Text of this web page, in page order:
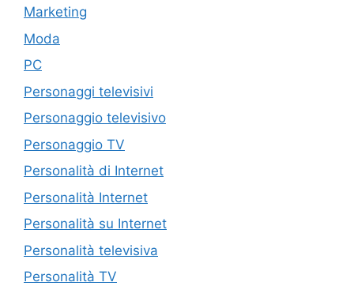
Marketing
Moda
PC
Personaggi televisivi
Personaggio televisivo
Personaggio TV
Personalità di Internet
Personalità Internet
Personalità su Internet
Personalità televisiva
Personalità TV